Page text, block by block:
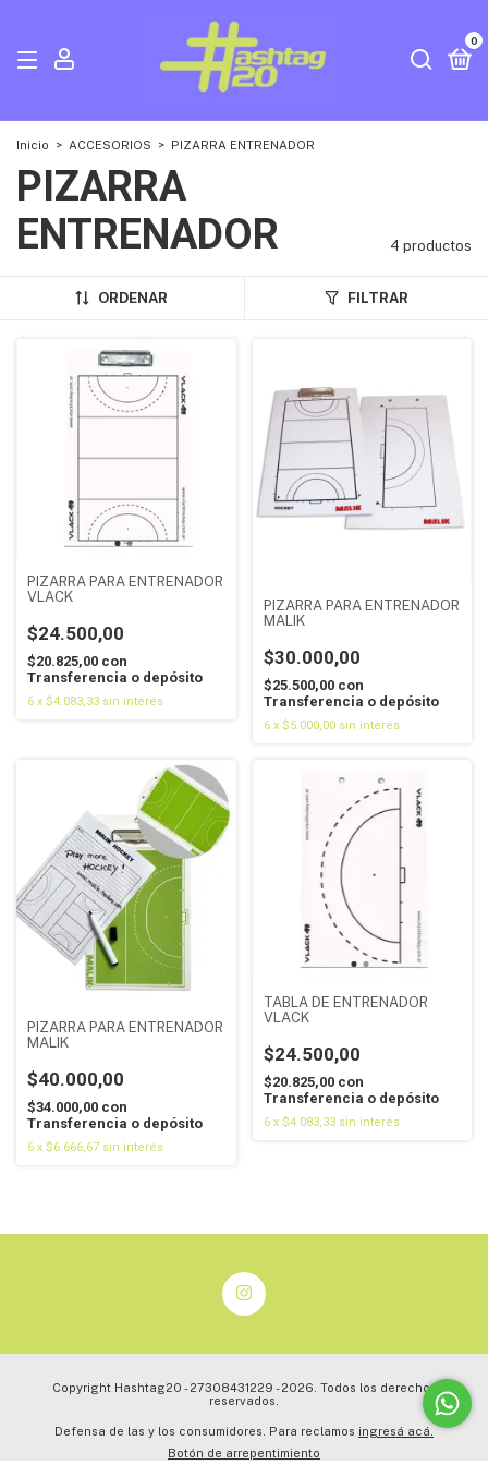
0
Inicio > ACCESORIOS > PIZARRA ENTRENADOR
PIZARRA
ENTRENADOR
4 productos
ORDENAR FILTRAR
PIZARRA PARA ENTRENADOR
VLACK
$24.500,00
$20.825,00 con
Transferencia o depósito
6 x $4.083,33 sin interés
PIZARRA PARA ENTRENADOR
MALIK
$30.000,00
$25.500,00 con
Transferencia o depósito
6 x $5.000,00 sin interés
PIZARRA PARA ENTRENADOR
MALIK
$40.000,00
$34.000,00 con
Transferencia o depósito
6 x $6.666,67 sin interés
TABLA DE ENTRENADOR
VLACK
$24.500,00
$20.825,00 con
Transferencia o depósito
6 x $4.083,33 sin interés
Copyright Hashtag20 - 27308431229 - 2026. Todos los derechos
reservados.
Defensa de las y los consumidores. Para reclamos ingresá acá.
Botón de arrepentimiento